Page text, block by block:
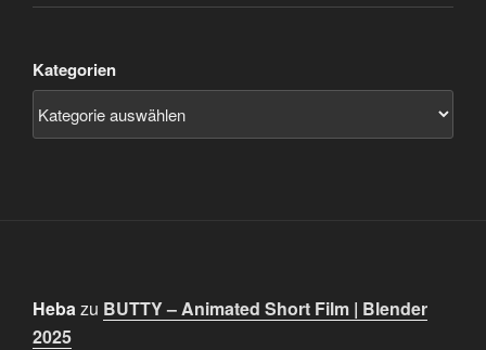
Kategorien
Hebazu BUTTY – Animated Short Film | Blender
2025